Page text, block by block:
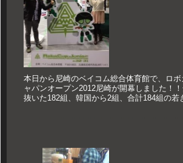
本日から尼崎のベイコム総合体育館で、ロ
ャパンオープン2012尼崎が開幕しました！
抜いた182組、韓国から2組、合計184組の若